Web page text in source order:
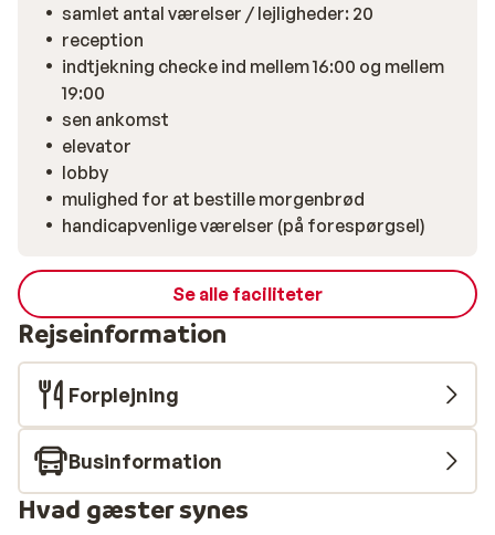
samlet antal værelser / lejligheder: 20
reception
indtjekning checke ind mellem 16:00 og mellem
19:00
sen ankomst
elevator
lobby
mulighed for at bestille morgenbrød
handicapvenlige værelser (på forespørgsel)
Se alle faciliteter
Rejseinformation
Forplejning
Businformation
Hvad gæster synes